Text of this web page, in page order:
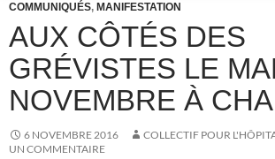
COMMUNIQUÉS, MANIFESTATION
AUX CÔTÉS DES
GRÉVISTES LE
NOVEMBRE À
6 NOVEMBRE 2016
COLLECTIF POUR
UN COMMENTAIRE